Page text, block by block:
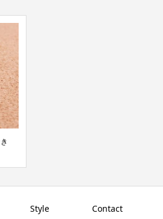
Style
Contact